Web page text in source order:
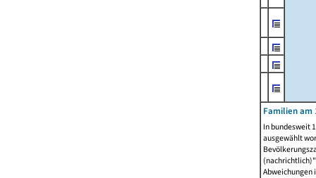
Familien am
In bundesweit
ausgewählt
Abweichungen